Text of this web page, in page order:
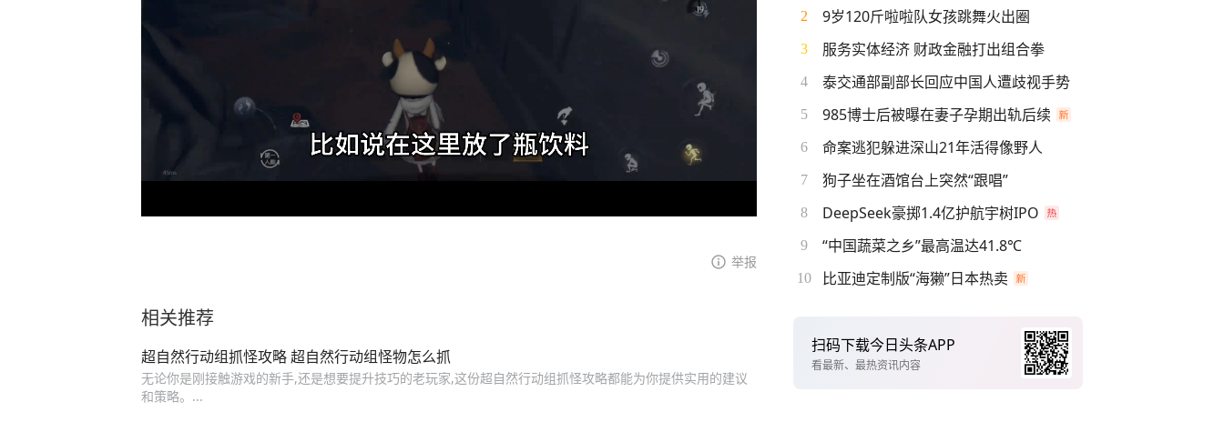
举报
相关推荐
超自然行动组抓怪攻略 超自然行动组怪物怎么抓
无论你是刚接触游戏的新手,还是想要提升技巧的老玩家,这份超自然行动组抓怪攻略都能为你提供实用的建议
和策略。...
2 9岁120斤啦啦队女孩跳舞火出圈
3 服务实体经济 财政金融打出组合拳
4 泰交通部副部长回应中国人遭歧视手势
5 985博士后被曝在妻子孕期出轨后续
6 命案逃犯躲进深山21年活得像野人
7 狗子坐在酒馆台上突然“跟唱”
8 DeepSeek豪掷1.4亿护航宇树IPO
9 “中国蔬菜之乡”最高温达41.8℃
10 比亚迪定制版“海獭”日本热卖
扫码下载今日头条APP
看最新、最热资讯内容